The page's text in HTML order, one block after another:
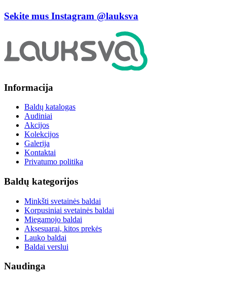
Sekite mus Instagram @lauksva
Informacija
Baldų katalogas
Audiniai
Akcijos
Kolekcijos
Galerija
Kontaktai
Privatumo politika
Baldų kategorijos
Minkšti svetainės baldai
Korpusiniai svetainės baldai
Miegamojo baldai
Aksesuarai, kitos prekės
Lauko baldai
Baldai verslui
Naudinga